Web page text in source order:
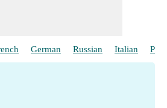
German Russian Italian